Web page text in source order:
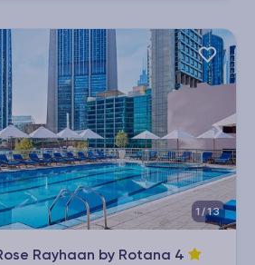
1/13
Rayhaan by Rotana 4